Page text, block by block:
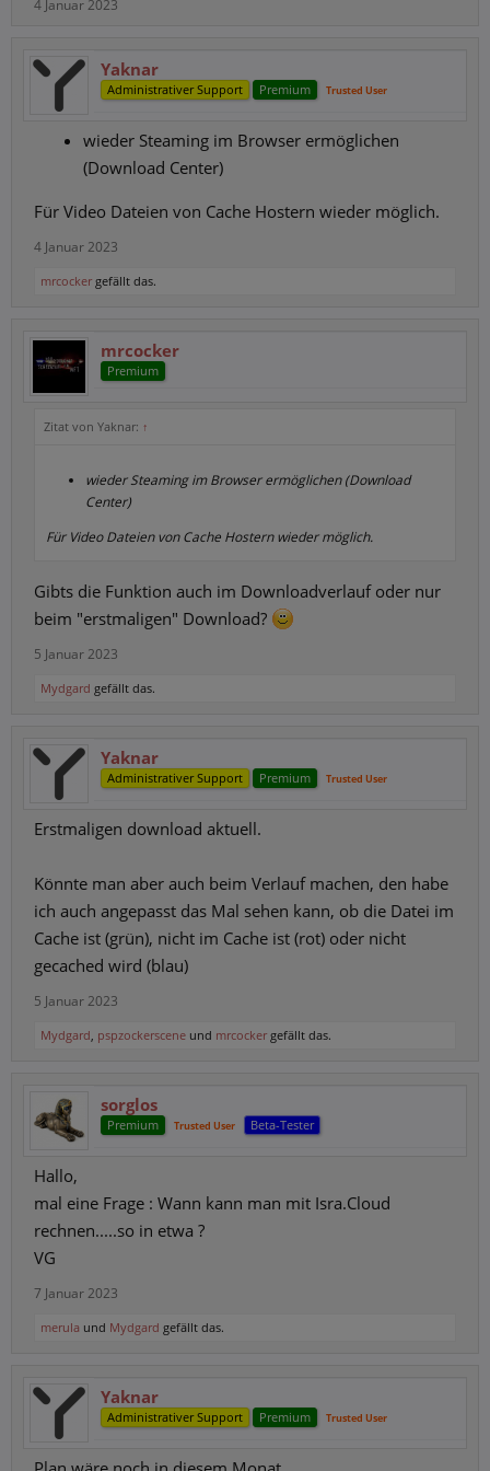
4 Januar 2023
Yaknar
Administrativer Support Premium Trusted User
wieder Steaming im Browser ermöglichen
(Download Center)
Für Video Dateien von Cache Hostern wieder möglich.
4 Januar 2023
mrcocker gefällt das.
mrcocker
Premium
Zitat von Yaknar: ↑
wieder Steaming im Browser ermöglichen (Download
Center)
Für Video Dateien von Cache Hostern wieder möglich.
Gibts die Funktion auch im Downloadverlauf oder nur
beim "erstmaligen" Download?
5 Januar 2023
Mydgard gefällt das.
Yaknar
Administrativer Support Premium Trusted User
Erstmaligen download aktuell.
Könnte man aber auch beim Verlauf machen, den habe
ich auch angepasst das Mal sehen kann, ob die Datei im
Cache ist (grün), nicht im Cache ist (rot) oder nicht
gecached wird (blau)
5 Januar 2023
Mydgard, pspzockerscene und mrcocker gefällt das.
sorglos
Premium Trusted User Beta-Tester
Hallo,
mal eine Frage : Wann kann man mit Isra.Cloud
rechnen.....so in etwa ?
VG
7 Januar 2023
merula und Mydgard gefällt das.
Yaknar
Administrativer Support Premium Trusted User